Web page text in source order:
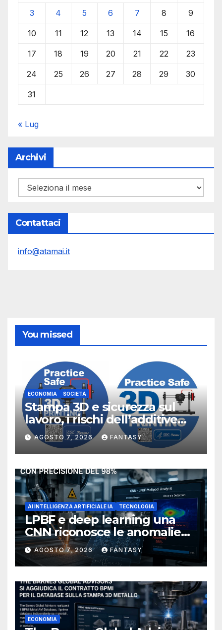
3 4 5 6 7 8 9
10 11 12 13 14 15 16
17 18 19 20 21 22 23
24 25 26 27 28 29 30
31
« Lug
Archivi
Archivi
Contattaci
info@atamai.it
You missed
ECONOMIA SOCIETÀ
Stampa 3D e sicurezza sul
lavoro, i rischi dell’additive
manufacturing secondo
NIOSH
AGOSTO 7, 2026 FANTASY
AI INTELLIGENZA ARTIFICIALE IA TECNOLOGIA
LPBF e deep learning una
CNN riconosce le anomalie
del bagno di fusione
AGOSTO 7, 2026 FANTASY
ECONOMIA